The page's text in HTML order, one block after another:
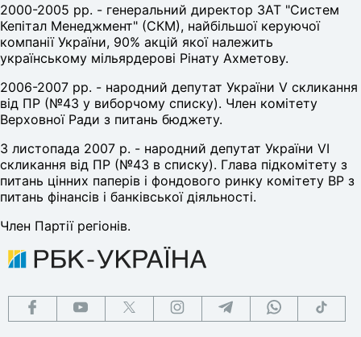
2000-2005 рр. - генеральний директор ЗАТ "Систем
Кепітал Менеджмент" (СКМ), найбільшої керуючої
компанії України, 90% акцій якої належить
українському мільярдерові Рінату Ахметову.
2006-2007 рр. - народний депутат України V скликання
від ПР (№43 у виборчому списку). Член комітету
Верховної Ради з питань бюджету.
З листопада 2007 р. - народний депутат України VI
скликання від ПР (№43 в списку). Глава підкомітету з
питань цінних паперів і фондового ринку комітету ВР з
питань фінансів і банківської діяльності.
Член Партії регіонів.